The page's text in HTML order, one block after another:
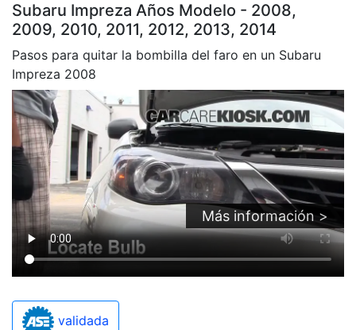
Subaru Impreza Años Modelo - 2008,
2009, 2010, 2011, 2012, 2013, 2014
Pasos para quitar la bombilla del faro en un Subaru
Impreza 2008
Más información >
validada